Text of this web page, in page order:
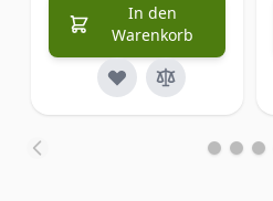
In den
Warenkorb